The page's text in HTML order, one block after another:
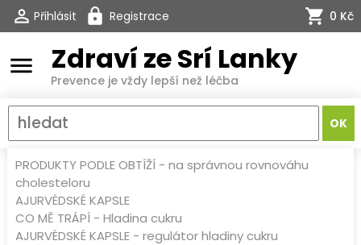
Přihlásit Registrace 0 Kč
menu Zdraví ze Srí Lanky
Prevence je vždy lepší než léčba
PRODUKTY PODLE OBTÍŽÍ- na správnou rovnováhu
cholesteloru
AJURVÉDSKÉ KAPSLE
CO MĚ TRÁPÍ- Hladina cukru
AJURVÉDSKÉ KAPSLE- regulátor hladiny cukru